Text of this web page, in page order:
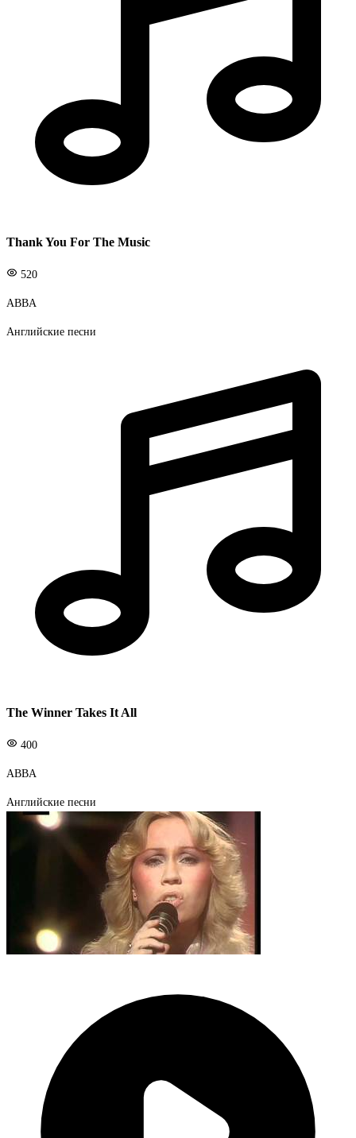
Thank You For The Music
520
ABBA
Английские песни
The Winner Takes It All
400
ABBA
Английские песни